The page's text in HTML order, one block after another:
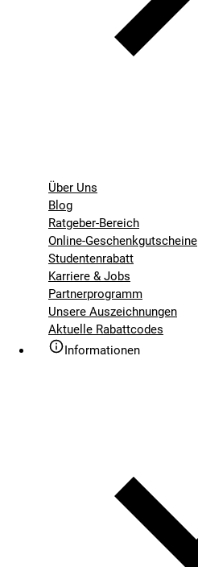
Über Uns
Blog
Ratgeber-Bereich
Online-Geschenkgutscheine
Studentenrabatt
Karriere & Jobs
Partnerprogramm
Unsere Auszeichnungen
Aktuelle Rabattcodes
Informationen